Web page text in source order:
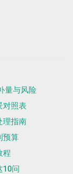
量与风险
对照表
理指南
预算
程
10问